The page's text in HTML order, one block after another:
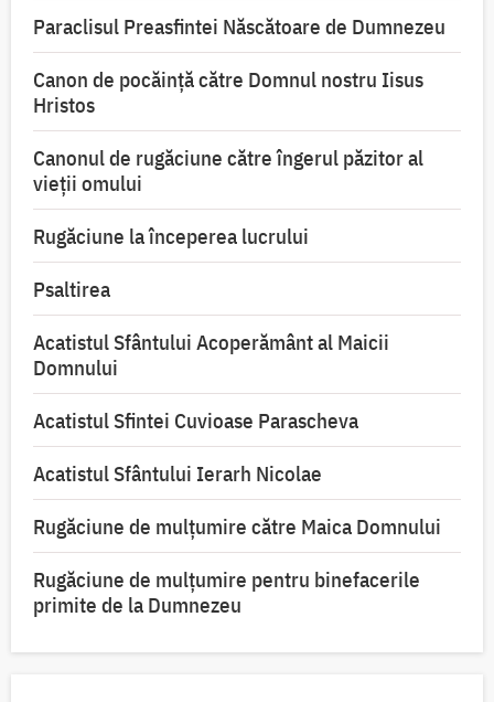
Paraclisul Preasfintei Născătoare de Dumnezeu
Canon de pocăință către Domnul nostru Iisus
Hristos
Canonul de rugăciune către îngerul păzitor al
vieții omului
Rugăciune la începerea lucrului
Psaltirea
Acatistul Sfântului Acoperământ al Maicii
Domnului
Acatistul Sfintei Cuvioase Parascheva
Acatistul Sfântului Ierarh Nicolae
Rugăciune de mulţumire către Maica Domnului
Rugăciune de mulțumire pentru binefacerile
primite de la Dumnezeu